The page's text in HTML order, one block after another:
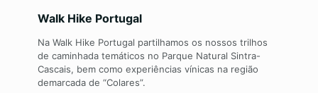
Walk Hike Portugal
Na Walk Hike Portugal partilhamos os nossos trilhos
de caminhada temáticos no Parque Natural Sintra-
Cascais, bem como experiências vínicas na região
demarcada de “Colares”.